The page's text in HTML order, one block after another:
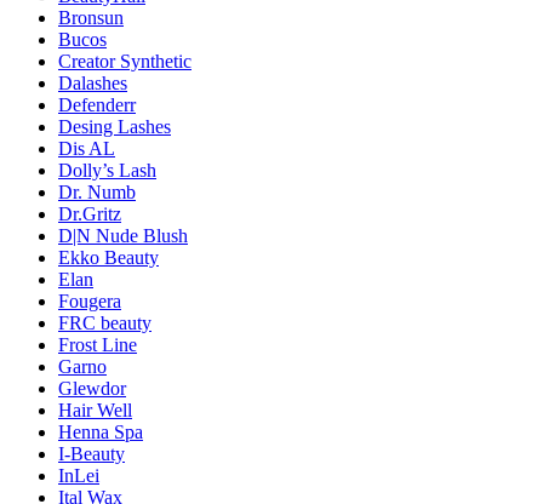
Bronsun
Bucos
Creator Synthetic
Dalashes
Defenderr
Desing Lashes
Dis AL
Dolly’s Lash
Dr. Numb
Dr.Gritz
D|N Nude Blush
Ekko Beauty
Elan
Fougera
FRC beauty
Frost Line
Garno
Glewdor
Hair Well
Henna Spa
I-Beauty
InLei
Ital Wax